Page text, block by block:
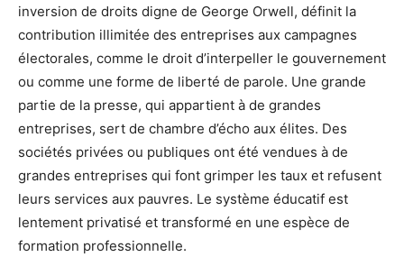
inversion de droits digne de George Orwell, définit la
contribution illimitée des entreprises aux campagnes
électorales, comme le droit d’interpeller le gouvernement
ou comme une forme de liberté de parole. Une grande
partie de la presse, qui appartient à de grandes
entreprises, sert de chambre d’écho aux élites. Des
sociétés privées ou publiques ont été vendues à de
grandes entreprises qui font grimper les taux et refusent
leurs services aux pauvres. Le système éducatif est
lentement privatisé et transformé en une espèce de
formation professionnelle.